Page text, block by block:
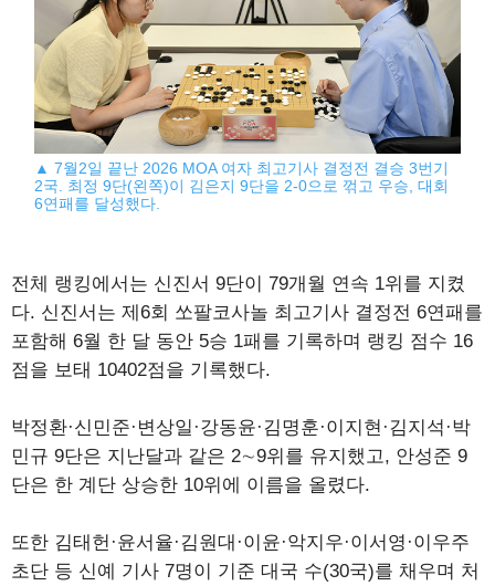
▲ 7월2일 끝난 2026 MOA 여자 최고기사 결정전 결승 3번기
2국. 최정 9단(왼쪽)이 김은지 9단을 2-0으로 꺾고 우승, 대회
6연패를 달성했다.
전체 랭킹에서는 신진서 9단이 79개월 연속 1위를 지켰
다. 신진서는 제6회 쏘팔코사놀 최고기사 결정전 6연패를
포함해 6월 한 달 동안 5승 1패를 기록하며 랭킹 점수 16
점을 보태 10402점을 기록했다.
박정환·신민준·변상일·강동윤·김명훈·이지현·김지석·박
민규 9단은 지난달과 같은 2∼9위를 유지했고, 안성준 9
단은 한 계단 상승한 10위에 이름을 올렸다.
또한 김태헌·윤서율·김원대·이윤·악지우·이서영·이우주
초단 등 신예 기사 7명이 기준 대국 수(30국)를 채우며 처